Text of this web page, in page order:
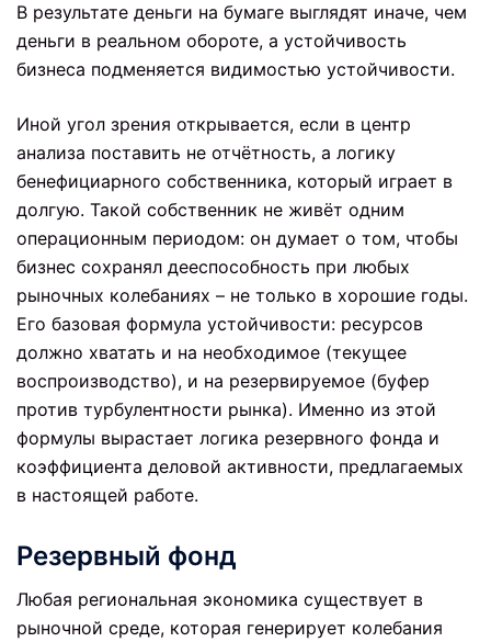
В результате деньги на бумаге выглядят иначе, чем
деньги в реальном обороте, а устойчивость
бизнеса подменяется видимостью устойчивости.
Иной угол зрения открывается, если в центр
анализа поставить не отчётность, а логику
бенефициарного собственника, который играет в
долгую. Такой собственник не живёт одним
операционным периодом: он думает о том, чтобы
бизнес сохранял дееспособность при любых
рыночных колебаниях – не только в хорошие годы.
Его базовая формула устойчивости: ресурсов
должно хватать и на необходимое (текущее
воспроизводство), и на резервируемое (буфер
против турбулентности рынка). Именно из этой
формулы вырастает логика резервного фонда и
коэффициента деловой активности, предлагаемых
в настоящей работе.
Резервный фонд
Любая региональная экономика существует в
рыночной среде, которая генерирует колебания